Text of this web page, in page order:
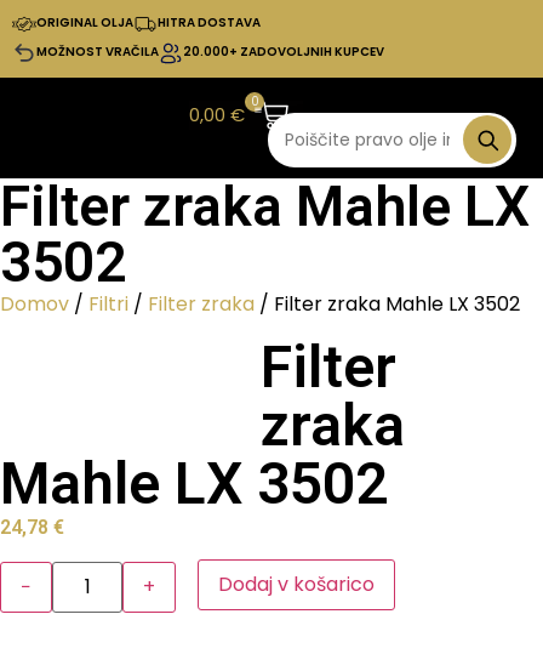
ORIGINAL OLJA
HITRA DOSTAVA
MOŽNOST VRAČILA
20.000+ ZADOVOLJNIH KUPCEV
0,00€
0
Filter zraka Mahle LX
3502
Domov / Filtri / Filter zraka / Filter zraka Mahle LX 3502
Filter
zraka
Mahle LX 3502
24,78 €
− + Dodaj v košarico